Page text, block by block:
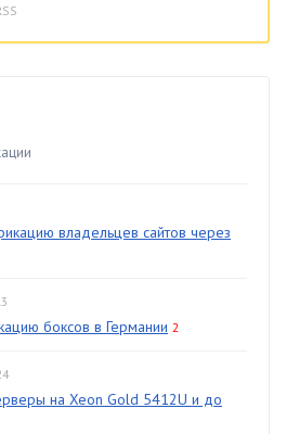
владельцев сайтов через
боксов в Германии 2
на Xeon Gold 5412U и до